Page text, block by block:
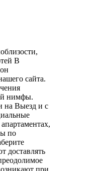
В
сайта.
нимфы.
на Выезд и с
по
доставлять